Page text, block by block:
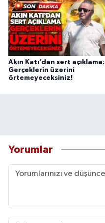
Akın Katı’dan sert açıklama:
Gerçeklerin üzerini
örtemeyeceksiniz!
Yorumlar